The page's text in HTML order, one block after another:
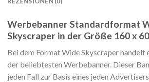
Werbebanner Standardformat
Skyscraper in der Größe 160 x
Bei dem Format Wide Skyscraper handelt
der beliebtesten Werbebanner. Dieser
jeden Fall zur Basis eines jeden